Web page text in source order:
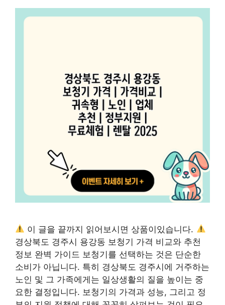
이 글을 끝까지 읽어보시면 상품이있습니다.
경상북도 경주시 용강동 보청기 가격 비교와 추천
정보 완벽 가이드 보청기를 선택하는 것은 단순한
소비가 아닙니다. 특히 경상북도 경주시에 거주하는
노인 및 그 가족에게는 일상생활의 질을 높이는 중
요한 결정입니다. 보청기의 가격과 성능, 그리고 정